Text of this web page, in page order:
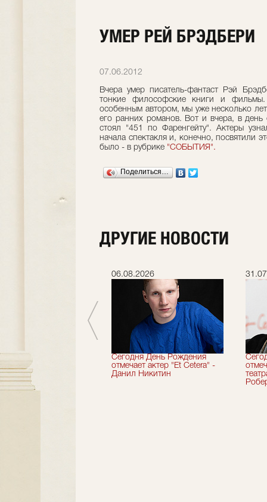
УМЕР РЕЙ БРЭДБЕРИ
07.06.2012
Вчера умер писатель-фантаст Рэй
тонкие философские книги и
особенным автором, мы уже несколько
его ранних романов. Вот и вчера, в день
стоял "451 по Фаренгейту". Актеры
начала спектакля и, конечно, посвятили
было - в рубрике "СОБЫТИЯ".
Поделиться…
ДРУГИЕ НОВОСТИ
сезон!
06.08.2026
Сегодня День Рождения
отмечает актер "Et Cetera" -
Данил Никитин